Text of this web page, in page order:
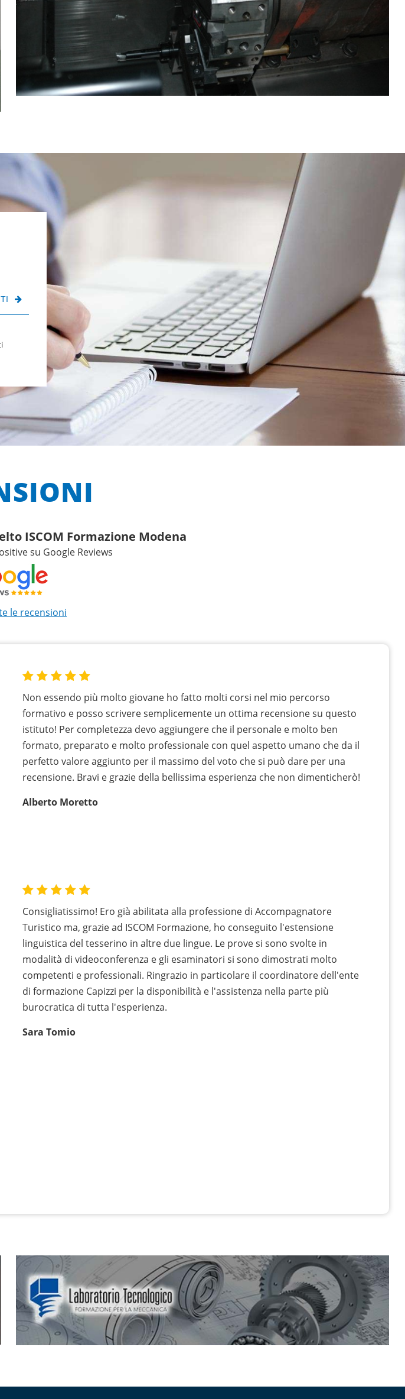
ISCOM Formazione Modena
su Google Reviews
le recensioni
Non essendo più molto giovane ho fatto molti corsi nel mio percorso
formativo e posso scrivere semplicemente un ottima recensione su questo
istituto! Per completezza devo aggiungere che il personale e molto ben
formato, preparato e molto professionale con quel aspetto umano che da il
perfetto valore aggiunto per il massimo del voto che si può dare per una
recensione. Bravi e grazie della bellissima esperienza che non dimenticherò!
Alberto Moretto
Consigliatissimo! Ero già abilitata alla professione di Accompagnatore
Turistico ma, grazie ad ISCOM Formazione, ho conseguito l'estensione
linguistica del tesserino in altre due lingue. Le prove si sono svolte in
modalità di videoconferenza e gli esaminatori si sono dimostrati molto
competenti e professionali. Ringrazio in particolare il coordinatore dell'ente
di formazione Capizzi per la disponibilità e l'assistenza nella parte più
burocratica di tutta l'esperienza.
Sara Tomio